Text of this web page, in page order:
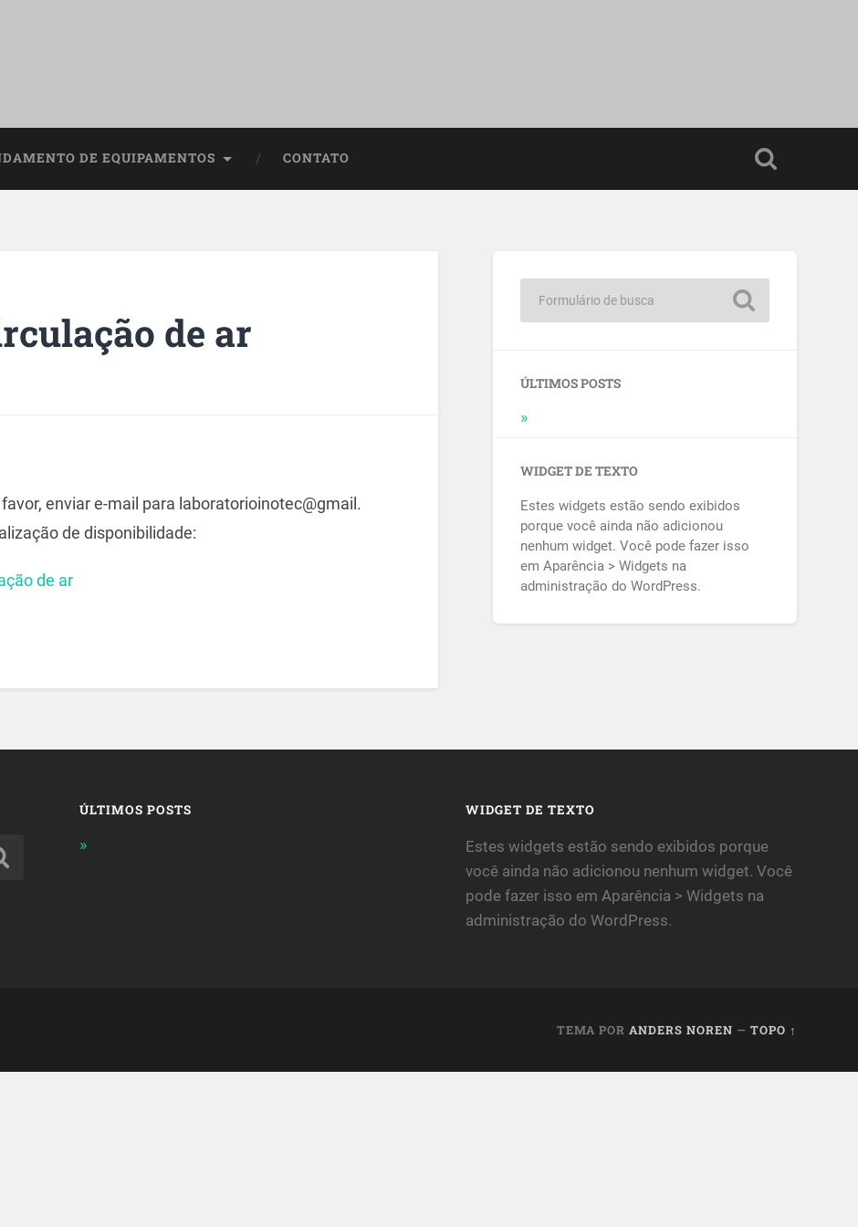
DE EQUIPAMENTOS CONTATO
de ar
enviar e-mail para laboratorioinotec@gmail.
de disponibilidade:
de ar
ÚLTIMOS POSTS
WIDGET DE TEXTO
Estes widgets estão sendo exibidos
porque você ainda não adicionou
nenhum widget. Você pode fazer isso
em Aparência > Widgets na
administração do WordPress.
ÚLTIMOS POSTS WIDGET DE TEXTO
Estes widgets estão sendo exibidos porque
você ainda não adicionou nenhum widget. Você
pode fazer isso em Aparência > Widgets na
administração do WordPress.
TEMA POR ANDERS NOREN — TOPO ↑